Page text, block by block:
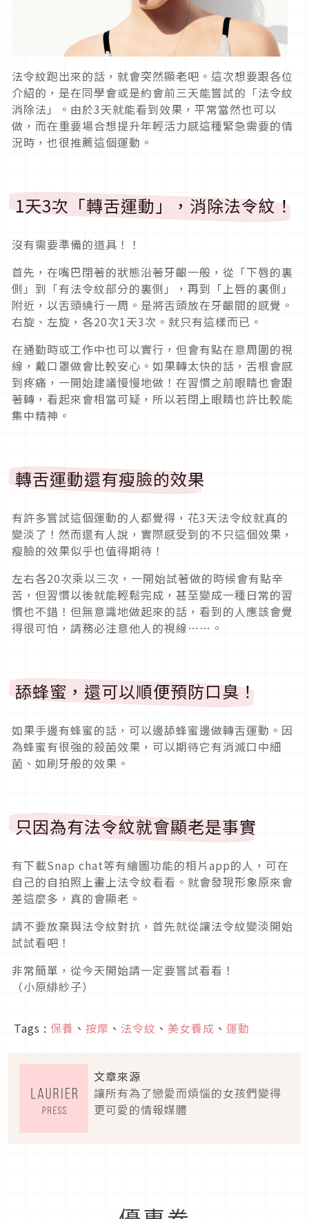
法令紋跑出來的話，就會突然顯老吧。這次想要跟各位
介紹的，是在同學會或是約會前三天能嘗試的「法令紋
消除法」。由於3天就能看到效果，平常當然也可以
做，而在重要場合想提升年輕活力感這種緊急需要的情
況時，也很推薦這個運動。
1天3次「轉舌運動」，消除法令紋！
沒有需要準備的道具！！
首先，在嘴巴閉著的狀態沿著牙齦一般，從「下唇的裏
側」到「有法令紋部分的裏側」，再到「上唇的裏側」
附近，以舌頭繞行一周。是將舌頭放在牙齦間的感覺。
右旋、左旋，各20次1天3次。就只有這樣而已。
在通勤時或工作中也可以實行，但會有點在意周圍的視
線，戴口罩做會比較安心。如果轉太快的話，舌根會感
到疼痛，一開始建議慢慢地做！在習慣之前眼睛也會跟
著轉，看起來會相當可疑，所以若閉上眼睛也許比較能
集中精神。
轉舌運動還有瘦臉的效果
有許多嘗試這個運動的人都覺得，花3天法令紋就真的
變淡了！然而還有人說，實際感受到的不只這個效果，
瘦臉的效果似乎也值得期待！
左右各20次乘以三次，一開始試著做的時候會有點辛
苦，但習慣以後就能輕鬆完成，甚至變成一種日常的習
慣也不錯！但無意識地做起來的話，看到的人應該會覺
得很可怕，請務必注意他人的視線……。
舔蜂蜜，還可以順便預防口臭！
如果手邊有蜂蜜的話，可以邊舔蜂蜜邊做轉舌運動。因
為蜂蜜有很強的殺菌效果，可以期待它有消滅口中細
菌、如刷牙般的效果。
只因為有法令紋就會顯老是事實
有下載Snap chat等有繪圖功能的相片app的人，可在
自己的自拍照上畫上法令紋看看。就會發現形象原來會
差這麼多，真的會顯老。
請不要放棄與法令紋對抗，首先就從讓法令紋變淡開始
試試看吧！
非常簡單，從今天開始請一定要嘗試看看！
（小原緋紗子）
Tags : 保養 、 按摩 、 法令紋 、 美女養成 、 運動
文章來源
讓所有為了戀愛而煩惱的女孩們變得
更可愛的情報媒體